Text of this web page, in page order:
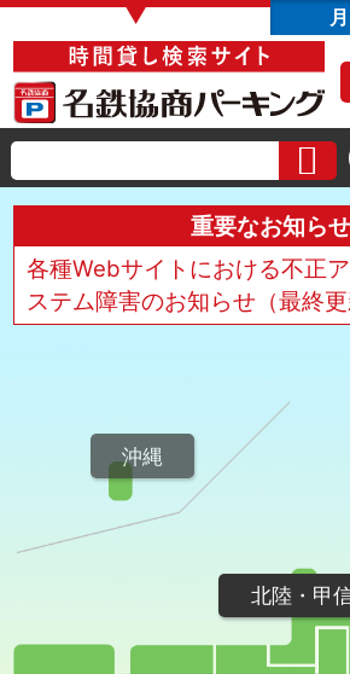
▼
重要なお知らせ
各種Webサイトにおける不正
ステム障害のお知らせ（最終更
北陸・甲
沖縄